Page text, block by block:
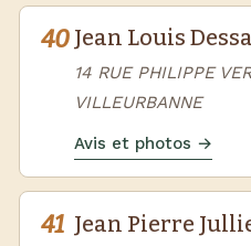
40 Jean Louis
14 RUE PHILIPPE
VILLEURBANNE
Avis et photos →
41 Jean Pierre